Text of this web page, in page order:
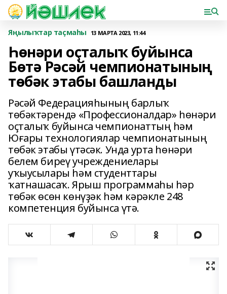
Яңылыҡтар таҫмаһы 13 МАРТА 2023, 11:44
Һөнәри оҫталыҡ буйынса
Бөтә Рәсәй чемпионатының
төбәк этабы башланды
Рәсәй Федерацияһының барлыҡ
төбәктәрендә «Профессионалдар» һөнәри
оҫталыҡ буйынса чемпионаттың һәм
Юғары технологиялар чемпионатының
төбәк этабы үтәсәк. Унда урта һөнәри
белем биреү учреждениелары
уҡыусылары һәм студенттары
ҡатнашасаҡ. Ярыш программаһы һәр
төбәк өсөн көнүҙәк һәм кәрәкле 248
компетенция буйынса үтә.